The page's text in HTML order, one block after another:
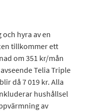
hyra av en
tillkommer ett
om 351 kr/mån
Telia Triple
då 7 019 kr. Alla
hushållsel
av